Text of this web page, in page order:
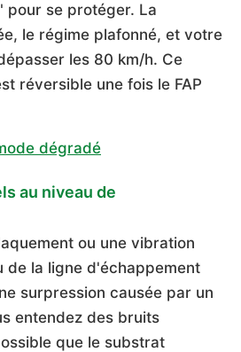
pour se protéger. La
le régime plafonné, et votre
les 80 km/h. Ce
réversible une fois le FAP
dégradé
au niveau de
ou une vibration
de la ligne d'échappement
surpression causée par un
entendez des bruits
que le substrat